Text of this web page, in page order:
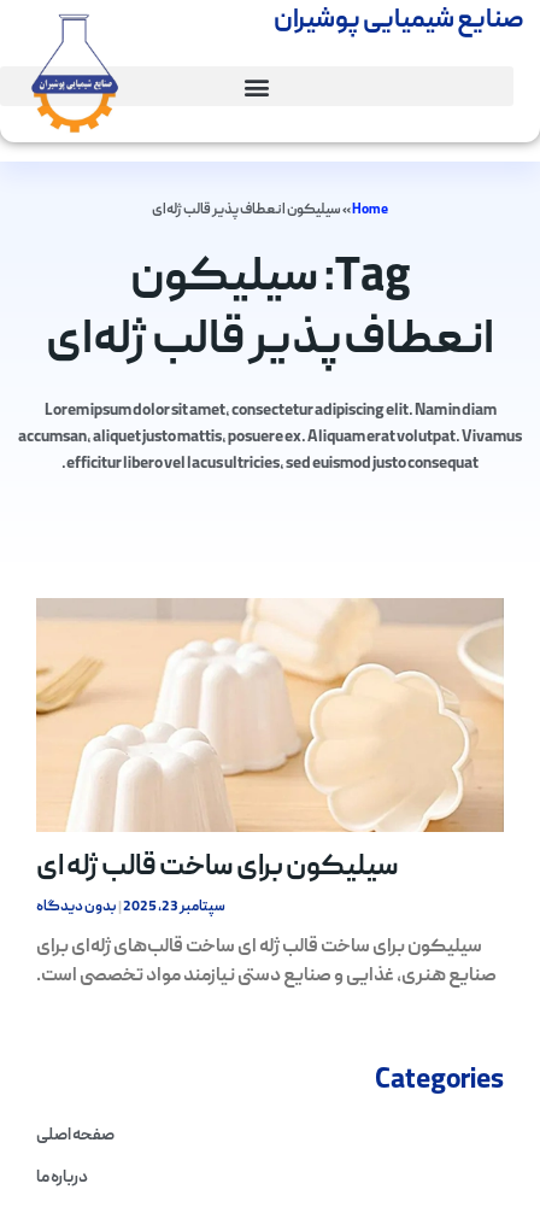
صنایع شیمیایی پوشیران
Home
»سیلیکون انعطاف‌پذیر قالب ژله‌ای
Tag: سیلیکون
انعطاف‌پذیر قالب ژله‌ای
Lorem ipsum dolor sit amet, consectetur adipiscing elit. Nam in diam
accumsan, aliquet justo mattis, posuere ex. Aliquam erat volutpat. Vivamus
efficitur libero vel lacus ultricies, sed euismod justo consequat.
سیلیکون برای ساخت قالب ژله ای
سپتامبر 23, 2025 بدون دیدگاه
سیلیکون برای ساخت قالب ژله ای ساخت قالب‌های ژله‌ای برای
صنایع هنری، غذایی و صنایع دستی نیازمند مواد تخصصی است.
Categories
صفحه اصلی
درباره ما